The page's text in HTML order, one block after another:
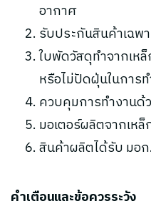
อากาศ
รับประกันสินค้าเฉพ
ใบพัดวัสดุทำจากเห
หรือไม่ปัดฝุ่นในการ
ควบคุมการทำงานด้
มอเตอร์ผลิตจากเหล็
สินค้าผลิตได้รับ มอ
คำเตือนและข้อควรระวัง